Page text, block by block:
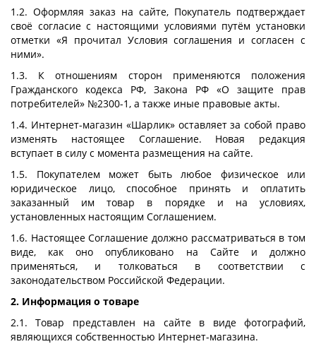
1.2. Оформляя заказ на сайте, Покупатель подтверждает
своё согласие с настоящими условиями путём установки
отметки «Я прочитал Условия соглашения и согласен с
ними».
1.3. К отношениям сторон применяются положения
Гражданского кодекса РФ, Закона РФ «О защите прав
потребителей» №2300-1, а также иные правовые акты.
1.4. Интернет-магазин «Шарлик» оставляет за собой право
изменять настоящее Соглашение. Новая редакция
вступает в силу с момента размещения на сайте.
1.5. Покупателем может быть любое физическое или
юридическое лицо, способное принять и оплатить
заказанный им товар в порядке и на условиях,
установленных настоящим Соглашением.
1.6. Настоящее Соглашение должно рассматриваться в том
виде, как оно опубликовано на Сайте и должно
применяться, и толковаться в соответствии с
законодательством Российской Федерации.
2. Информация о товаре
2.1. Товар представлен на сайте в виде фотографий,
являющихся собственностью Интернет-магазина.